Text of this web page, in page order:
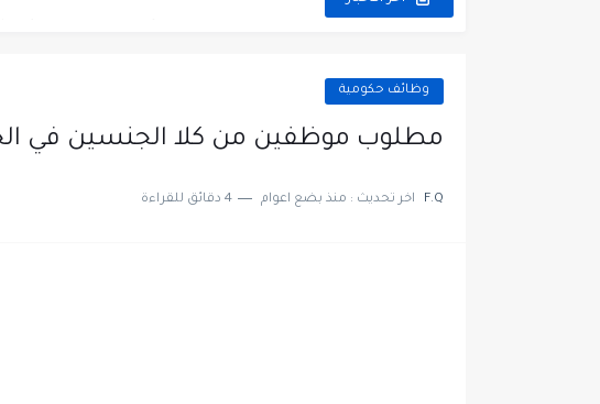
تعلن مؤسسة التعليم لأجل التوظيف الأردنية
وظائف حكومية
مطلوب موظفين من كلا الجنسين في
F.Q اخر تحديث : منذ بضع اعوام 4 دقائق للقراءة